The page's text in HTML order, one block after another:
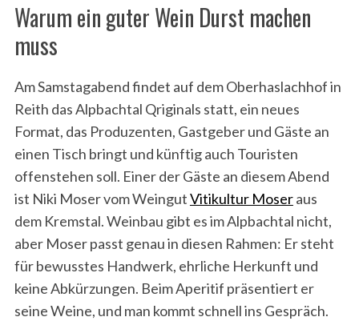
Warum ein guter Wein Durst machen
muss
Am Samstagabend findet auf dem Oberhaslachhof in
Reith das Alpbachtal Qriginals statt, ein neues
Format, das Produzenten, Gastgeber und Gäste an
einen Tisch bringt und künftig auch Touristen
offenstehen soll. Einer der Gäste an diesem Abend
ist Niki Moser vom WeingutVitikultur Moseraus
dem Kremstal. Weinbau gibt es im Alpbachtal nicht,
aber Moser passt genau in diesen Rahmen: Er steht
für bewusstes Handwerk, ehrliche Herkunft und
keine Abkürzungen. Beim Aperitif präsentiert er
seine Weine, und man kommt schnell ins Gespräch.